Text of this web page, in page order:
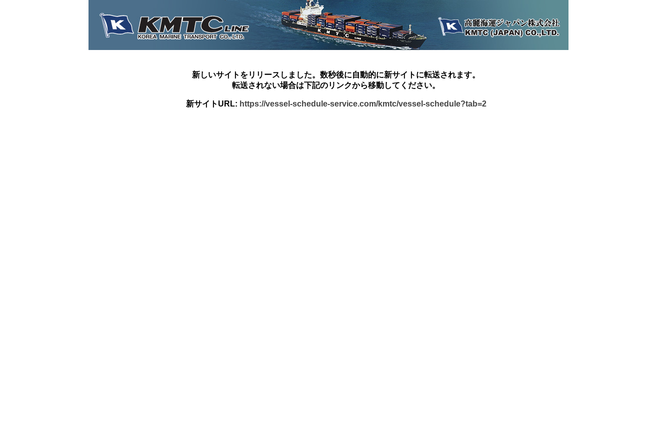
新しいサイトをリリースしました。数秒後に自動的に新サイトに転送されます。
転送されない場合は下記のリンクから移動してください。
新サイトURL: https://vessel-schedule-service.com/kmtc/vessel-schedule?tab=2